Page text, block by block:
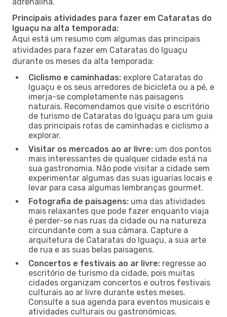
Principais atividades para fazer em Cataratas do
Iguaçu na alta temporada:
Aqui está um resumo com algumas das principais
atividades para fazer em Cataratas do Iguaçu
durante os meses da alta temporada:
Ciclismo e caminhadas: explore Cataratas do
Iguaçu e os seus arredores de bicicleta ou a pé, e
imerja-se completamente nas paisagens
naturais. Recomendamos que visite o escritório
de turismo de Cataratas do Iguaçu para um guia
das principais rotas de caminhadas e ciclismo a
explorar.
Visitar os mercados ao ar livre: um dos pontos
mais interessantes de qualquer cidade está na
sua gastronomia. Não pode visitar a cidade sem
experimentar algumas das suas iguarias locais e
levar para casa algumas lembranças gourmet.
Fotografia de paisagens: uma das atividades
mais relaxantes que pode fazer enquanto viaja
é perder-se nas ruas da cidade ou na natureza
circundante com a sua câmara. Capture a
arquitetura de Cataratas do Iguaçu, a sua arte
de rua e as suas belas paisagens.
Concertos e festivais ao ar livre: regresse ao
escritório de turismo da cidade, pois muitas
cidades organizam concertos e outros festivais
culturais ao ar livre durante estes meses.
Consulte a sua agenda para eventos musicais e
atividades culturais ou gastronómicas.